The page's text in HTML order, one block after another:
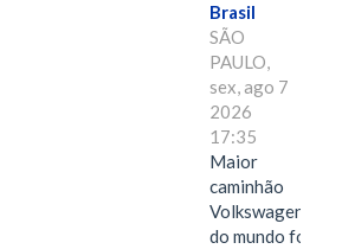
Brasil
SÃO
PAULO,
sex, ago 7
2026
17:35
Maior
caminhão
Volkswagen
do mundo foi